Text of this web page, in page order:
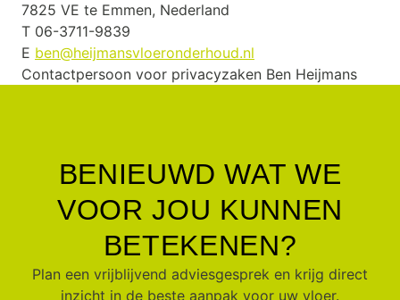
7825 VE te Emmen, Nederland
T 06-3711-9839
E ben@heijmansvloeronderhoud.nl
Contactpersoon voor privacyzaken Ben Heijmans
BENIEUWD WAT WE
VOOR JOU KUNNEN
BETEKENEN?
Plan een vrijblijvend adviesgesprek en krijg direct
inzicht in de beste aanpak voor uw vloer.